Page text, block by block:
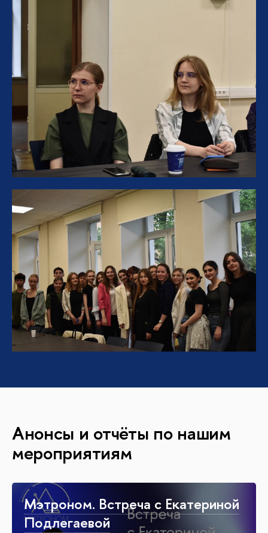
Анонсы и отчёты по нашим
мероприятиям
Мэтроном. Встреча с Екатериной
Подлегаевой